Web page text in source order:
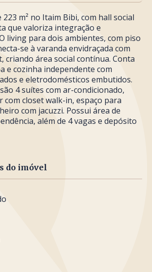
m² no Itaim Bibi, com hall social
que valoriza integração e
living para dois ambientes, com piso
se à varanda envidraçada com
criando área social contínua. Conta
e cozinha independente com
e eletrodomésticos embutidos.
4 suítes com ar-condicionado,
com closet walk-in, espaço para
com jacuzzi. Possui área de
além de 4 vagas e depósito
do imóvel